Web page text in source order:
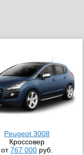
Peugeot 3008
Кроссовер
от767 000 руб.